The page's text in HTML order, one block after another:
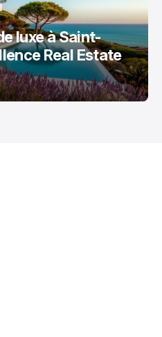
luxe à Saint-
Real Estate